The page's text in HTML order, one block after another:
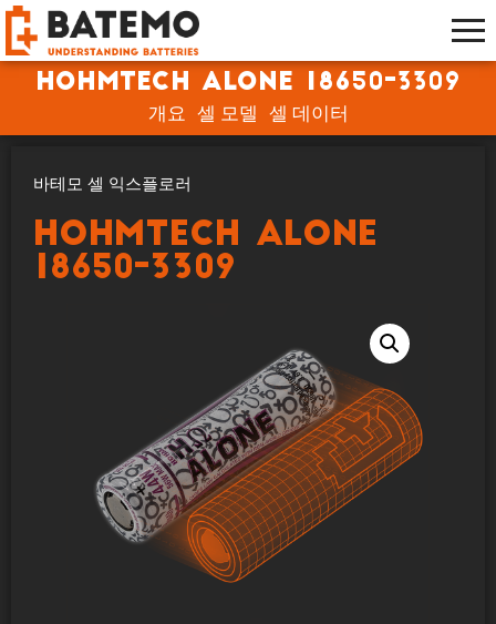
HohmTech ALONE 18650-3309
개요 셀 모델 셀 데이터
바테모 셀 익스플로러
HohmTech ALONE
18650-3309